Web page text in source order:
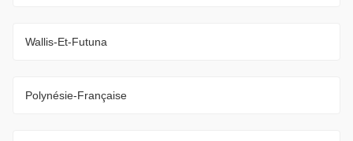
Wallis-Et-Futuna
Polynésie-Française